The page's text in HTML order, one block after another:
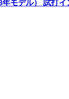
モデル） 試打